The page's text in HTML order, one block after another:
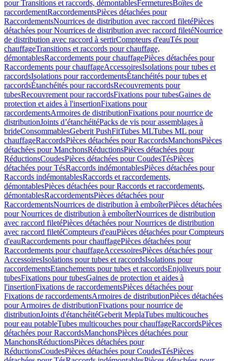
pour Transitions et raccords, démontablesFermeturesBoîtes de
raccordementRaccordementsPièces détachées pour
RaccordementsNourrices de distribution avec raccord filetéPièces
détachées pour Nourrices de distribution avec raccord filetéNourrice
de distribution avec raccord à sertirCompteurs d'eauTés pour
chauffageTransitions et raccords pour chauffage,
démontablesRaccordements pour chauffagePièces détachées pour
Raccordements pour chauffageAccessoiresIsolations pour tubes et
raccordsIsolations pour raccordementsÉtanchéités pour tubes et
raccordsÉtanchéités pour raccordsRecouvrements pour
tubesRecouvrement pour raccordsFixations pour tubesGaines de
protection et aides à l'insertionFixations pour
raccordementsArmoires de distributionFixations pour nourrice de
distributionJoints d’étanchéitéPacks de vis pour assemblages à
brideConsommablesGeberit PushFitTubes MLTubes ML pour
chauffageRaccordsPièces détachées pour RaccordsManchonsPièces
détachées pour ManchonsRéductionsPièces détachées pour
RéductionsCoudesPièces détachées pour CoudesTésPièces
détachées pour TésRaccords indémontablesPièces détachées pour
Raccords indémontablesRaccords et raccordements,
démontablesPièces détachées pour Raccords et raccordements,
démontablesRaccordementsPièces détachées pour
RaccordementsNourrices de distribution à emboîterPièces détachées
pour Nourrices de distribution à emboîterNourrices de distribution
avec raccord filetéPièces détachées pour Nourrices de distribution
avec raccord filetéCompteurs d'eauPièces détachées pour Compteurs
d'eauRaccordements pour chauffagePièces détachées pour
Raccordements pour chauffageAccessoiresPièces détachées pour
AccessoiresIsolations pour tubes et raccordsIsolations pour
raccordementsEtanchements pour tubes et raccordsEnjoliveurs pour
tubesFixations pour tubesGaines de protection et aides à
l'insertionFixations de raccordementsPièces détachées pour
Fixations de raccordementsArmoires de distributionPièces détachées
pour Armoires de distributionFixations pour nourrice de
distributionJoints d'étanchéitéGeberit MeplaTubes multicouches
pour eau potableTubes multicouches pour chauffageRaccordsPièces
détachées pour RaccordsManchonsPièces détachées pour
ManchonsRéductionsPièces détachées pour
RéductionsCoudesPièces détachées pour CoudesTésPièces